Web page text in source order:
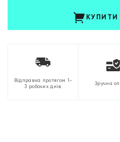
КУПИТИ
Відправка протягом 1-
3 робочих днів
Зручна